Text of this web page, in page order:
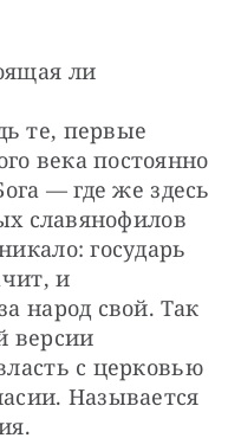
ли
те, первые
века постоянно
— где же здесь
славянофилов
государь
и
народ свой. Так
версии
с церковью
Называется